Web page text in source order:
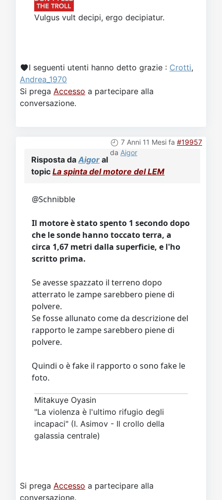
Vulgus vult decipi, ergo decipiatur.
I seguenti utenti hanno detto grazie : Crotti,
Andrea_1970
Si prega Accesso a partecipare alla
conversazione.
7 Anni 11 Mesi fa #19957
da Aigor
Risposta da Aigor al
topic La spinta del motore del LEM
@Schnibble
Il motore è stato spento 1 secondo dopo
che le sonde hanno toccato terra, a
circa 1,67 metri dalla superficie, e l'ho
scritto prima.
Se avesse spazzato il terreno dopo
atterrato le zampe sarebbero piene di
polvere.
Se fosse allunato come da descrizione del
rapporto le zampe sarebbero piene di
polvere.
Quindi o è fake il rapporto o sono fake le
foto.
Mitakuye Oyasin
"La violenza è l'ultimo rifugio degli
incapaci" (I. Asimov - Il crollo della
galassia centrale)
Si prega Accesso a partecipare alla
conversazione.